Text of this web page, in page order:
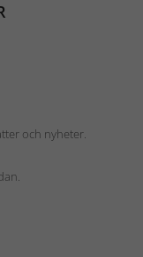
och nyheter.